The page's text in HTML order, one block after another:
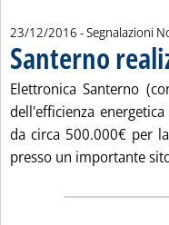
23/12/2016 - Segnalazioni
Santerno
Elettronica Santerno
dell'efficienza
da circa 500.000€ per
presso un importante